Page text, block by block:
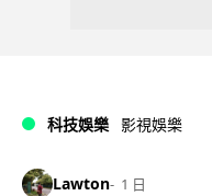
科技娛樂 影視娛樂
Lawton 1 日